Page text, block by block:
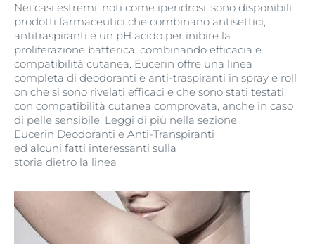
Nei casi estremi, noti come iperidrosi, sono disponibili
prodotti farmaceutici che combinano antisettici,
antitraspiranti e un pH acido per inibire la
proliferazione batterica, combinando efficacia e
compatibilità cutanea. Eucerin offre una linea
completa di deodoranti e anti-traspiranti in spray e roll
on che si sono rivelati efficaci e che sono stati testati,
con compatibilità cutanea comprovata, anche in caso
di pelle sensibile. Leggi di più nella sezione
Eucerin Deodoranti e Anti-Transpiranti
ed alcuni fatti interessanti sulla
storia dietro la linea
.